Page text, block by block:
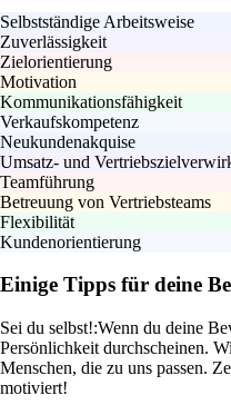
Selbstständige Arbeitsweise
Zuverlässigkeit
Zielorientierung
Motivation
Kommunikationsfähigkeit
Verkaufskompetenz
Neukundenakquise
Umsatz- und
Teamführung
Betreuung von Vertriebsteams
Flexibilität
Kundenorientierung
Einige Tipps für deine
Sei du selbst!:Wenn du deine
Persönlichkeit durchscheinen.
Menschen, die zu uns passen.
motiviert!